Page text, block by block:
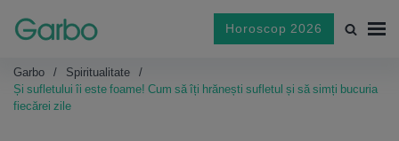
Horoscop 2026
Garbo
Spiritualitate
Și sufletului îi este foame! Cum să îți hrănești sufletul și să simți bucuria
fiecărei zile